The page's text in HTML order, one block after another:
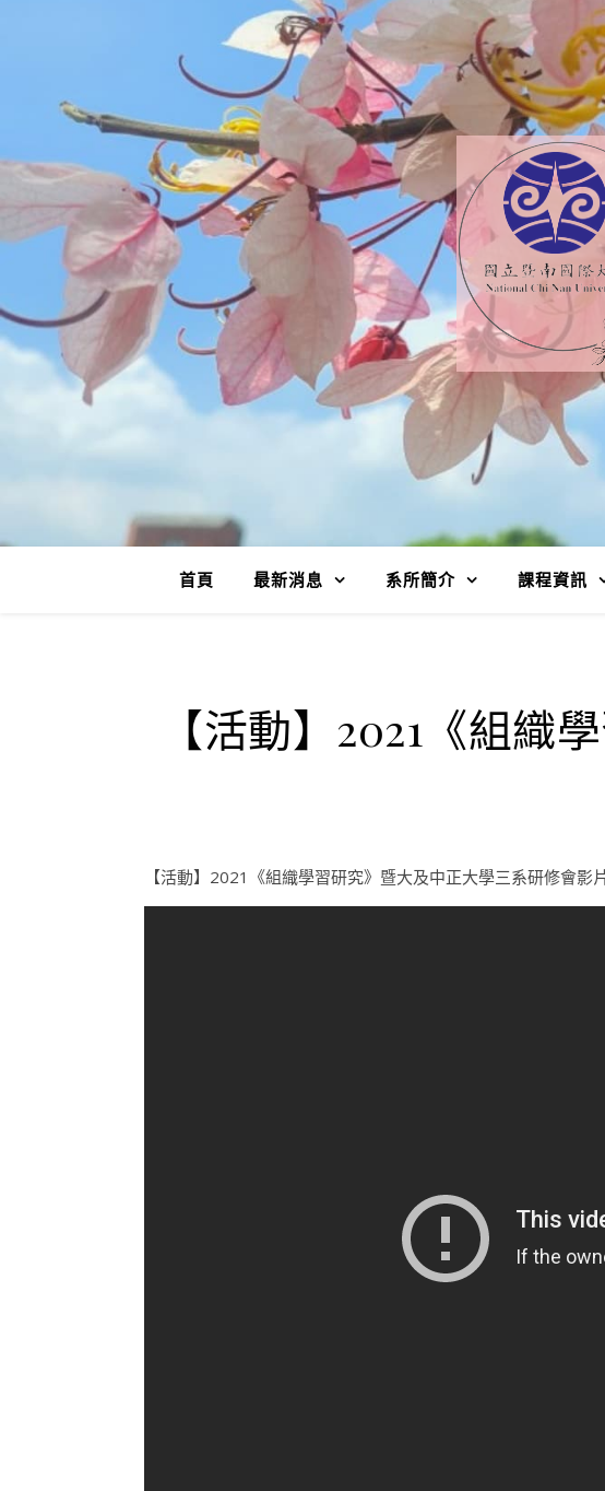
首頁 最新消息 系所簡介 課程資訊
【活動】2021《組織
【活動】2021《組織學習研究》暨大及中正大學三系研修會影片